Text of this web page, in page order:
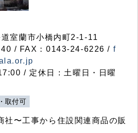
室蘭市小橋内町2-1-11
/ FAX：0143-24-6226 / f
/ 定休日：土曜日・日曜
取付可
社〜工事から住設関連商品の販